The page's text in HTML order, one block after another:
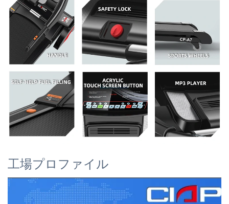
工場プロファイル